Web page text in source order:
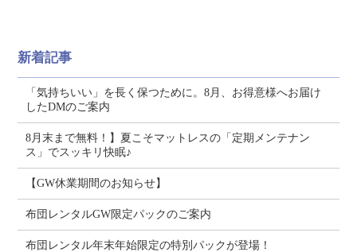
新着記事
「気持ちいい」を長く保つために。8月、お得意様へお届け
したDMのご案内
8月末まで無料！】夏こそマットレスの「定期メンテナン
ス」でスッキリ快眠♪
【GW休業期間のお知らせ】
布団レンタルGW限定パックのご案内
布団レンタル年末年始限定の特別パックが登場！